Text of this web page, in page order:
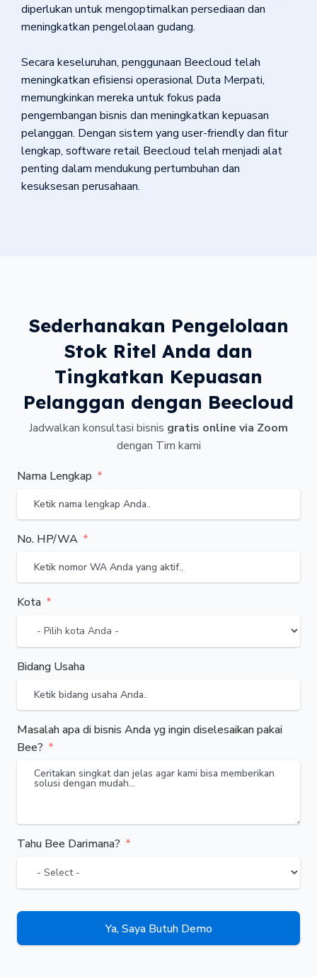
diperlukan untuk mengoptimalkan persediaan dan
meningkatkan pengelolaan gudang.
Secara keseluruhan, penggunaan Beecloud telah
meningkatkan efisiensi operasional Duta Merpati,
memungkinkan mereka untuk fokus pada
pengembangan bisnis dan meningkatkan kepuasan
pelanggan. Dengan sistem yang user-friendly dan fitur
lengkap, software retail Beecloud telah menjadi alat
penting dalam mendukung pertumbuhan dan
kesuksesan perusahaan.
Sederhanakan Pengelolaan
Stok Ritel Anda dan
Tingkatkan Kepuasan
Pelanggan dengan Beecloud
Jadwalkan konsultasi bisnis gratis online via Zoom
dengan Tim kami
Nama Lengkap
No. HP/WA
Kota
Bidang Usaha
Masalah apa di bisnis Anda yg ingin diselesaikan pakai
Bee?
Tahu Bee Darimana?
Ya, Saya Butuh Demo